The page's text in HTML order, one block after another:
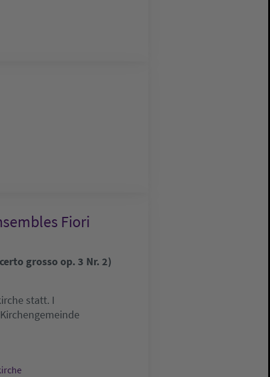
Fiori
grosso op. 3 Nr. 2)
statt. I